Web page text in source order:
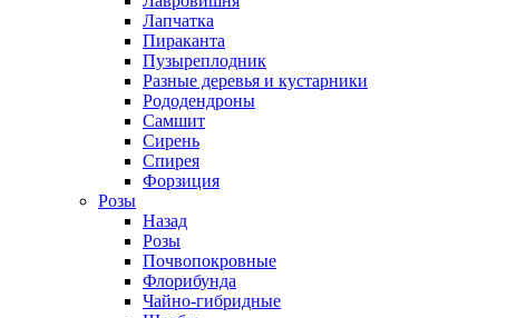
Лапчатка
Пираканта
Пузыреплодник
Разные деревья и кустарники
Рододендроны
Самшит
Сирень
Спирея
Форзиция
Розы
Назад
Розы
Почвопокровные
Флорибунда
Чайно-гибридные